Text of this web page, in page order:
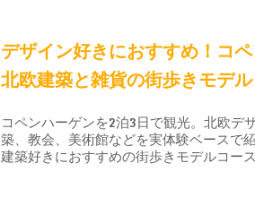
デザイン好きにおすすめ！コ
北欧建築と雑貨の街歩きモデ
コペンハーゲンを2泊3日で観光。北欧デ
築、教会、美術館などを実体験ベースで
建築好きにおすすめの街歩きモデルコース